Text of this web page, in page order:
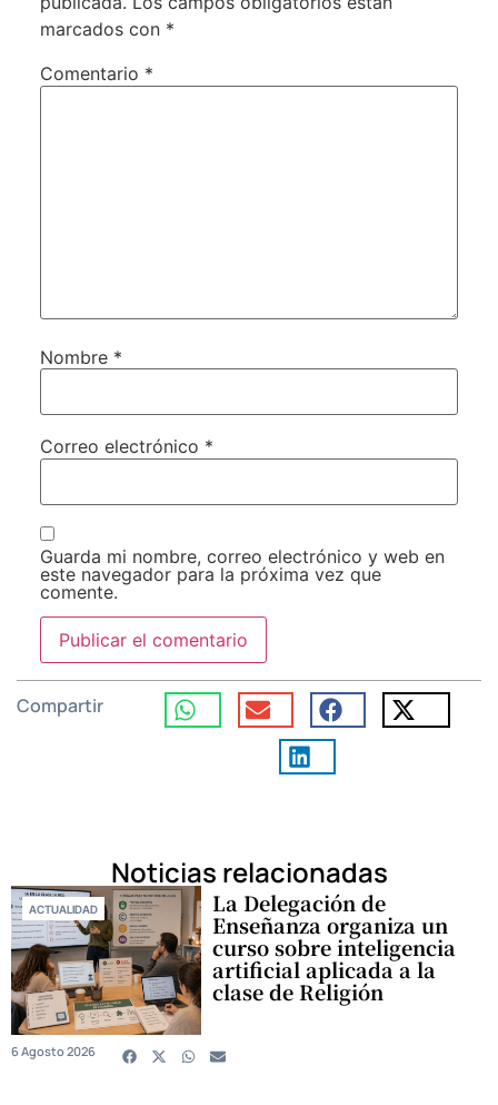
marcados con *
Comentario *
Nombre *
Correo electrónico *
Guarda mi nombre, correo electrónico y web en
este navegador para la próxima vez que
comente.
Compartir
Noticias relacionadas
ACTUALIDAD La Delegación de
Enseñanza organiza un
curso sobre inteligencia
artificial aplicada a la
clase de Religión
6 Agosto 2026